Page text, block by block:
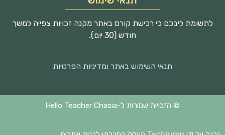
לתשומת ליבכם כי רכישת קורס באתר מקנה זכויות צפייה למשך
חודש (30 יום).
תנאי השימוש באתר ומדיניות הפרטיות
© הזכויות שמורות ל-Hello Teacher Chasia